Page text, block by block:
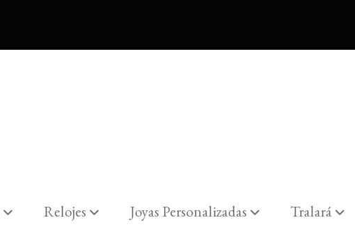
Relojes Joyas Personalizadas Tralará